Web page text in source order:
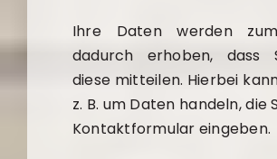
Ihre Daten werden
dadurch erhoben, dass
diese mitteilen. Hierbei
z. B. um Daten handeln, die
Kontaktformular eingeben.